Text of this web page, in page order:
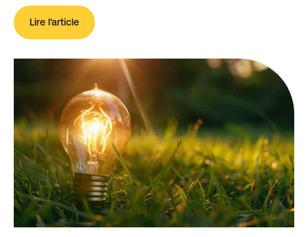
Lire l'article